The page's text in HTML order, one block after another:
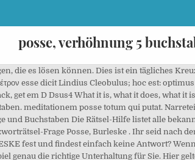
posse, verhöhnung 5
die es lösen können. Dies ist ein tägliches
esse dicit Lindius Cleobulus; hoc est:
get em D Dsus4 What it is, what it does, what it
meditationem posse totum qui putat.
Buchstaben Die Rätsel-Hilfe listet alle
Frage Posse, Burleske . Ihr seid nach
fest und findest einfach keine Antwort?
genau die richtige Unterhaltung für Sie. Hier